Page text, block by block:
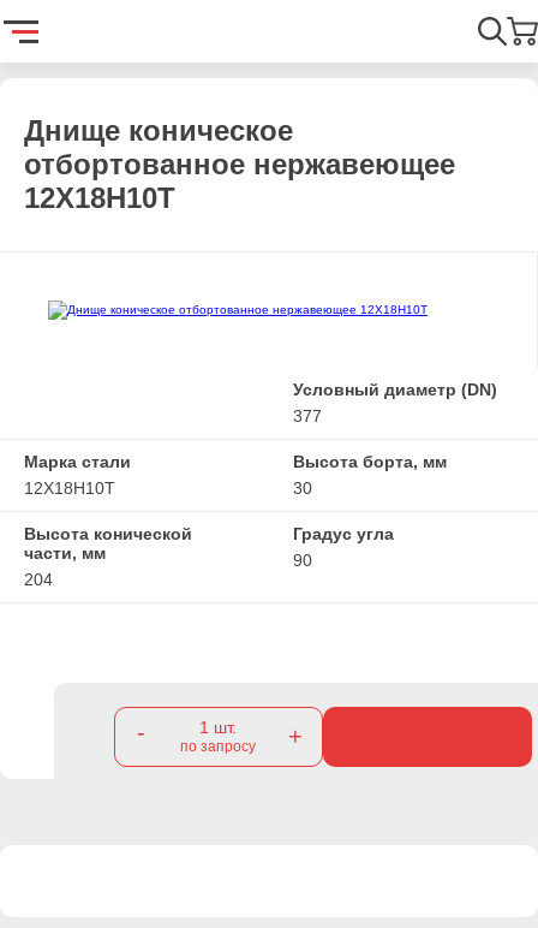
Найти
Главная
Днище коническое
отбортованное нержавеющее
12Х18Н10Т
Условный диаметр (DN)
377
Марка стали
12Х18Н10Т
Высота борта, мм
30
Высота конической
части, мм
204
Градус угла
90
- 1 шт.
по запросу +